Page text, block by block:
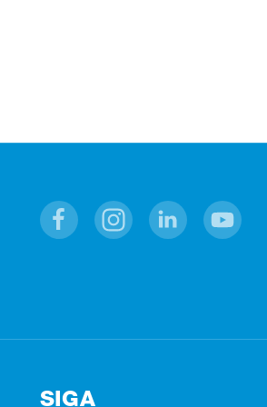
SIGA